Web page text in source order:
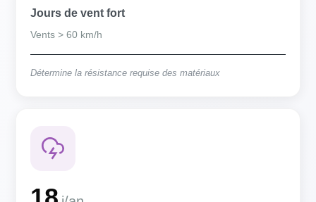
Jours de vent fort
Vents > 60 km/h
Détermine la résistance requise des matériaux